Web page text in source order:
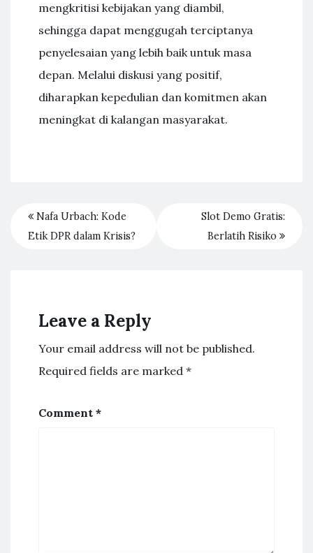
mengkritisi kebijakan yang diambil,
sehingga dapat menggugah terciptanya
penyelesaian yang lebih baik untuk masa
depan. Melalui diskusi yang positif,
diharapkan kepedulian dan komitmen akan
meningkat di kalangan masyarakat.
Nafa Urbach: Kode
Etik DPR dalam Krisis?
Slot Demo Gratis:
Berlatih Risiko
Leave a Reply
Your email address will not be published.
Required fields are marked *
Comment *